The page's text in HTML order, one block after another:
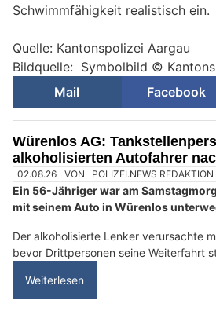
Schwimmfähigkeit realistisch ein.
Quelle: Kantonspolizei Aargau
Bildquelle: Symbolbild ©
Mail
Facebook
Würenlos AG:
alkoholisierten Autofahrer